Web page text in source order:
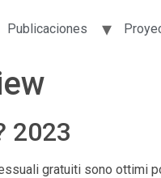
Publicaciones
2023
gratuiti sono ottimi